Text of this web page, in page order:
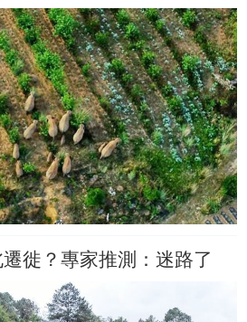
徙？專家推測：迷路了